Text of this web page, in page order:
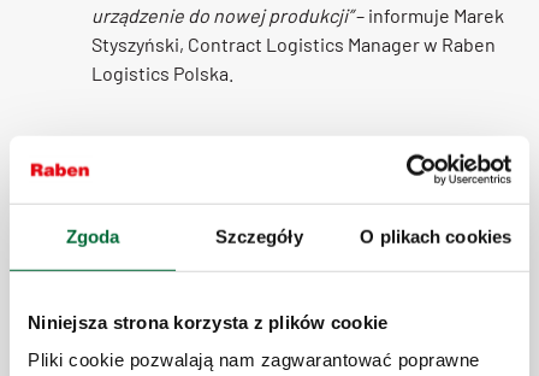
Zgoda Szczegóły O plikach cookies
Niniejsza strona korzysta z plików cookie
Pliki cookie pozwalają nam zagwarantować poprawne
urządzenie do nowej produkcji”– informuje Marek
Styszyński, Contract Logistics Manager w Raben
Logistics Polska.
Specyfika świadczonych usług w multi-klienckim obszarze
szybkiego dostosowania do zmian. Celem projektu było
stworzenie maksymalnie uniwersalnego rozwiązania,
dostosowywać do nowej gamy produktowej przy
jednoczesnej poprawie ergonomii pracy. Dziś